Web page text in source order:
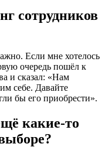
сотрудников
Если мне хотелось
очередь пошёл к
и сказал: «Нам
себе. Давайте
бы его приобрести».
какие-то